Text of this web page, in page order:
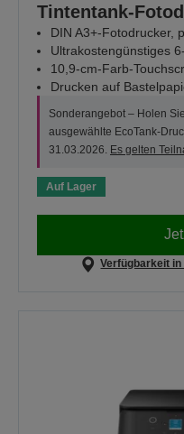
Tintentank-
DIN A3+-Fotodrucker,
Ultrakostengünstiges
10,9-cm-Farb-
Drucken auf
Sonderangebot – Holen
ausgewählte EcoTank-
31.03.2026. Es gelten
Auf Lager
Verfügbarkeit in